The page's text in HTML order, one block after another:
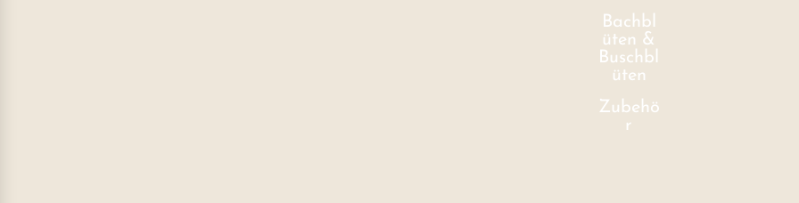
Bachbl
üten &
Buschbl
üten
Zubehö
r